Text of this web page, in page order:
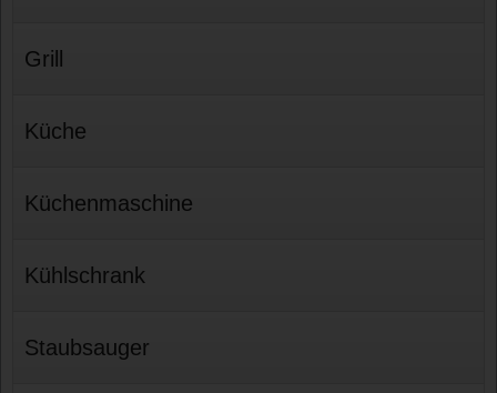
Grill
Küche
Küchenmaschine
Kühlschrank
Staubsauger